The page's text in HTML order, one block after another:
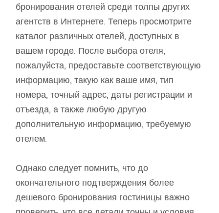
бронирования отелей среди толпы других
агентств в Интернете. Теперь просмотрите
каталог различных отелей, доступных в
вашем городе. После выбора отеля,
пожалуйста, предоставьте соответствующую
информацию, такую ​​как ваше имя, тип
номера, точный адрес, даты регистрации и
отъезда, а также любую другую
дополнительную информацию, требуемую
отелем.
Однако следует помнить, что до
окончательного подтверждения более
дешевого бронирования гостиницы важно